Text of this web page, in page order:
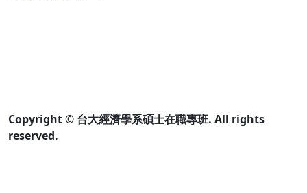
Copyright © 台大經濟學系碩士在職專班. All rights
reserved.